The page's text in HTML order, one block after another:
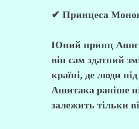
✔ Принцеса
Юний принц
він сам здатний
країні, де люди
Ашитака раніше
залежить тільки